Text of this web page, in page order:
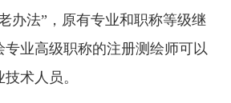
办法”，原有专业和职称等级继
业高级职称的注册测绘师可以
术人员。